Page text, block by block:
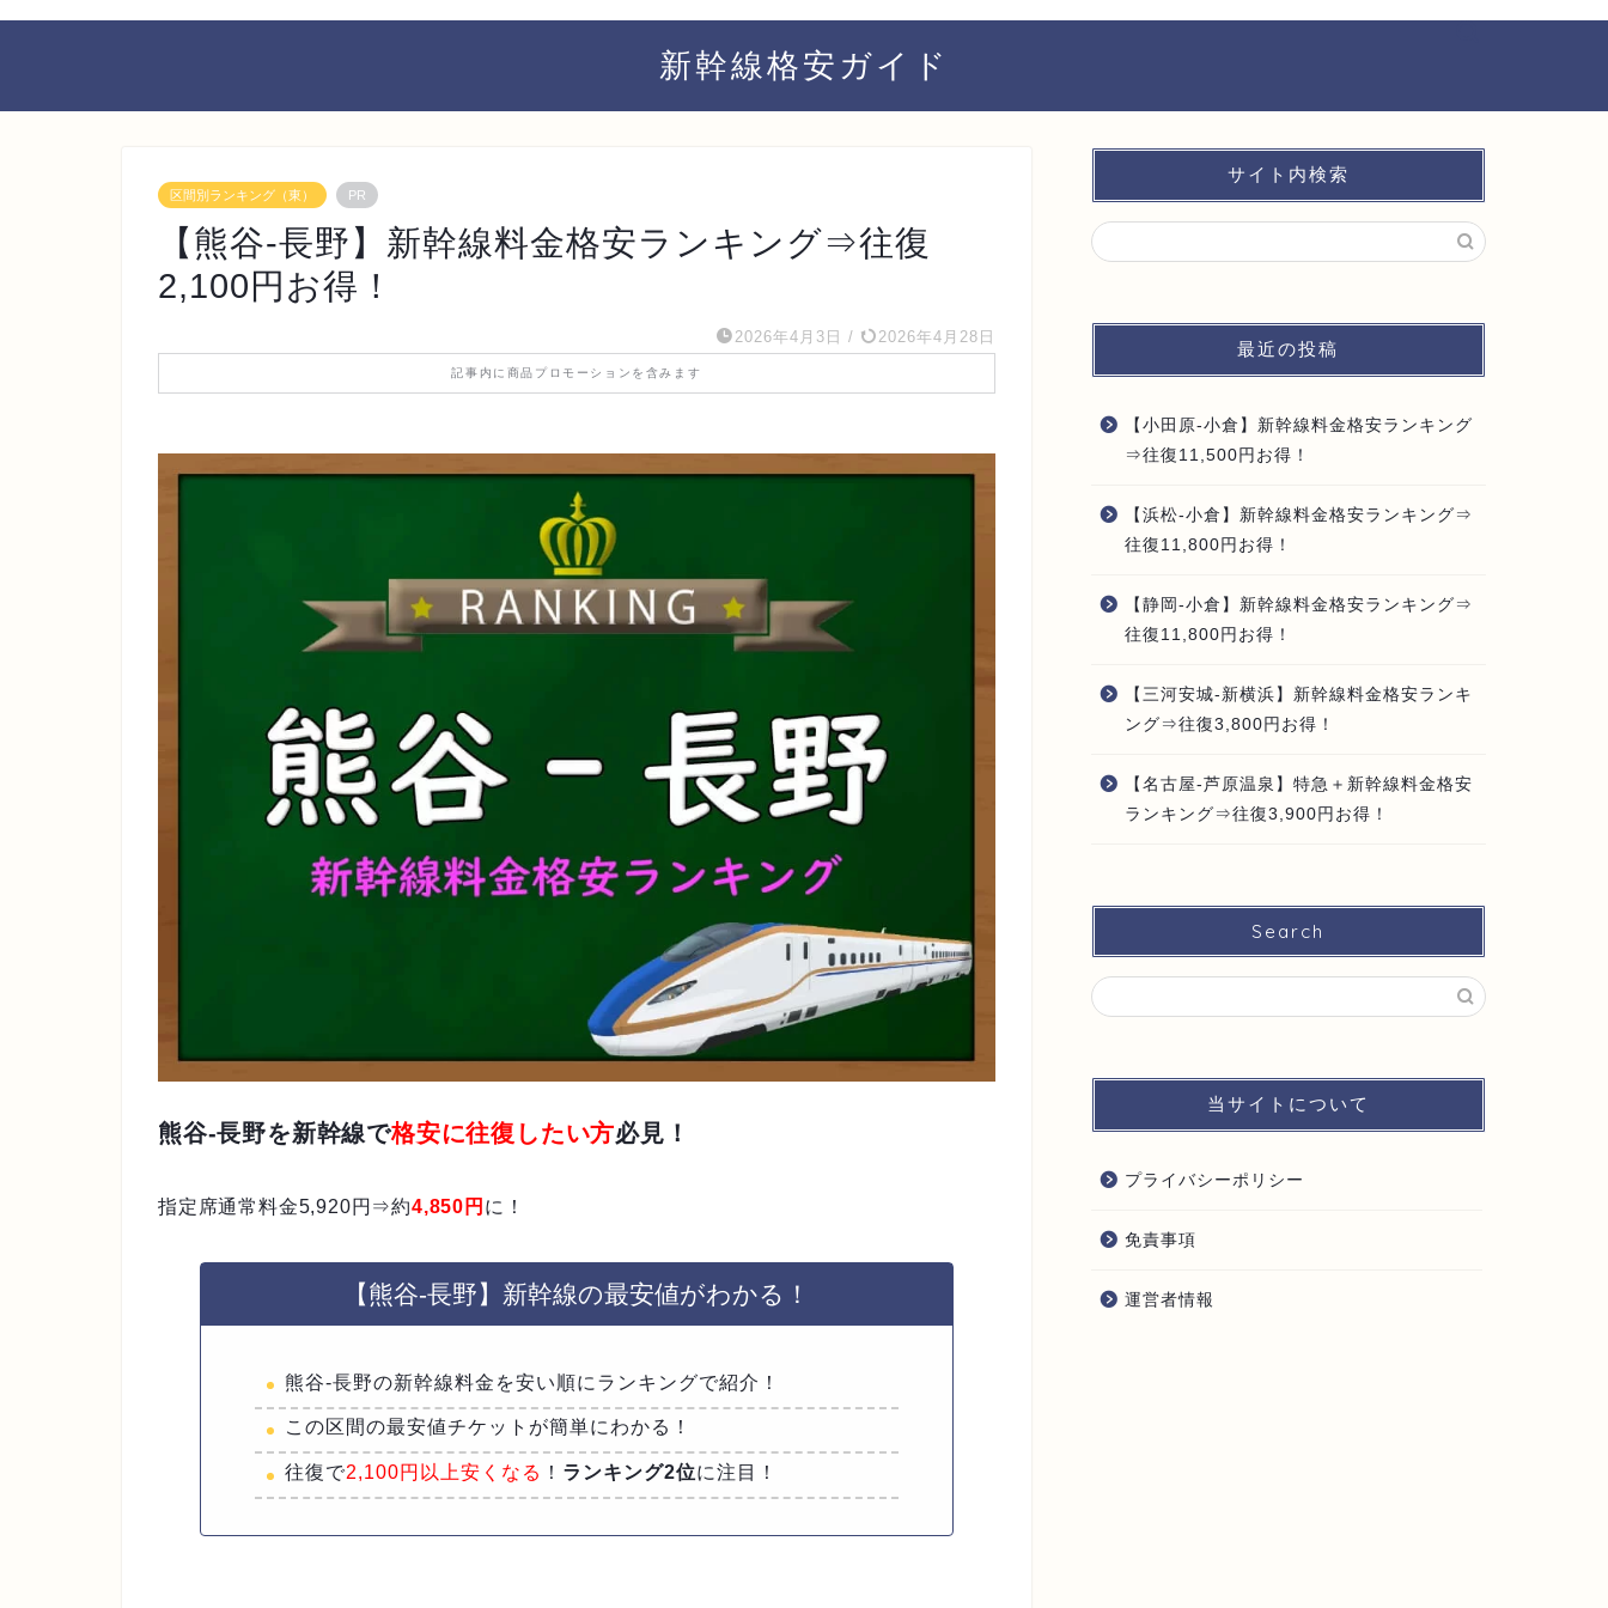
新幹線格安ガイド
区間別ランキング（東） PR
【熊谷-長野】新幹線料金格安ランキング⇒往復
2,100円お得！
2026年4月3日 / 2026年4月28日
記事内に商品プロモーションを含みます
熊谷-長野を新幹線で格安に往復したい方必見！
指定席通常料金5,920円⇒約4,850円 に！
【熊谷-長野】新幹線の最安値がわかる！
熊谷-長野の新幹線料金を安い順にランキングで紹介！
この区間の最安値チケットが簡単にわかる！
往復で2,100円以上安くなる ！ ランキング2位に注目！
サイト内検索
最近の投稿
【小田原-小倉】新幹線料金格安ランキング
⇒往復11,500円お得！
【浜松-小倉】新幹線料金格安ランキング⇒
往復11,800円お得！
【静岡-小倉】新幹線料金格安ランキング⇒
往復11,800円お得！
【三河安城-新横浜】新幹線料金格安ランキ
ング⇒往復3,800円お得！
【名古屋-芦原温泉】特急＋新幹線料金格安
ランキング⇒往復3,900円お得！
Search
当サイトについて
プライバシーポリシー
免責事項
運営者情報